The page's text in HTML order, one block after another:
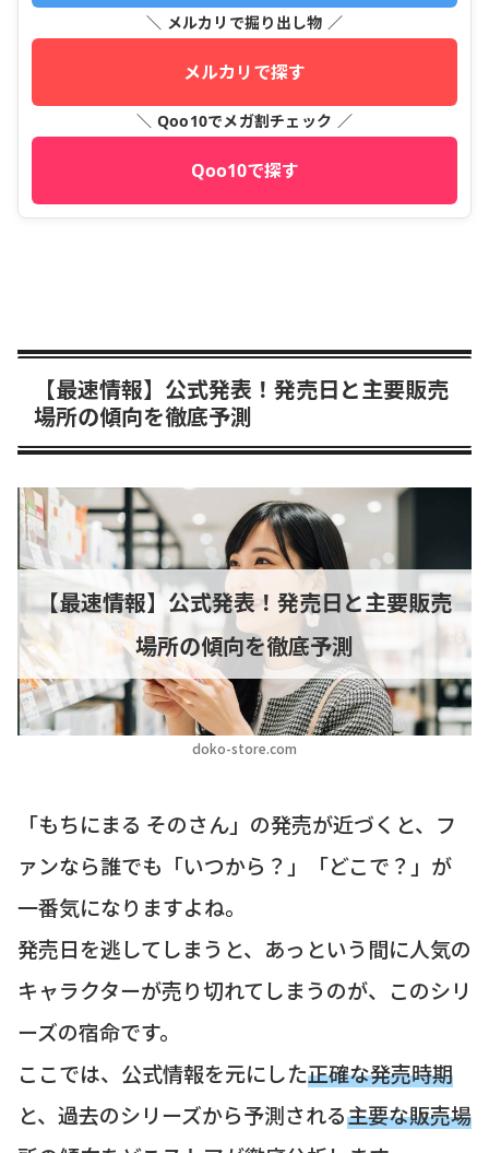
＼ メルカリで掘り出し物 ／
メルカリで探す
＼ Qoo10でメガ割チェック ／
Qoo10で探す
【最速情報】公式発表！発売日と主要販売
場所の傾向を徹底予測
doko-store.com
【最速情報】公式発表！発売日と主要販売
場所の傾向を徹底予測
「もちにまる そのさん」の発売が近づくと、フ
ァンなら誰でも「いつから？」「どこで？」が
一番気になりますよね。
発売日を逃してしまうと、あっという間に人気の
キャラクターが売り切れてしまうのが、このシリ
ーズの宿命です。
ここでは、公式情報を元にした正確な発売時期
と、過去のシリーズから予測される主要な販売場